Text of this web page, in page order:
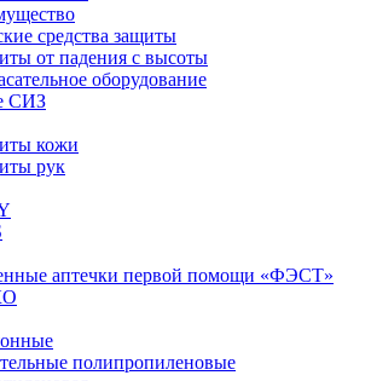
средства защиты
от падения с высоты
оборудование
СИЗ
кожи
рук
аптечки первой помощи «ФЭСТ»
полипропиленовые